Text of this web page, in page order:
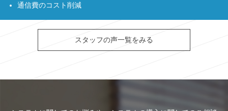
通信費のコスト削減
スタッフの声一覧をみる